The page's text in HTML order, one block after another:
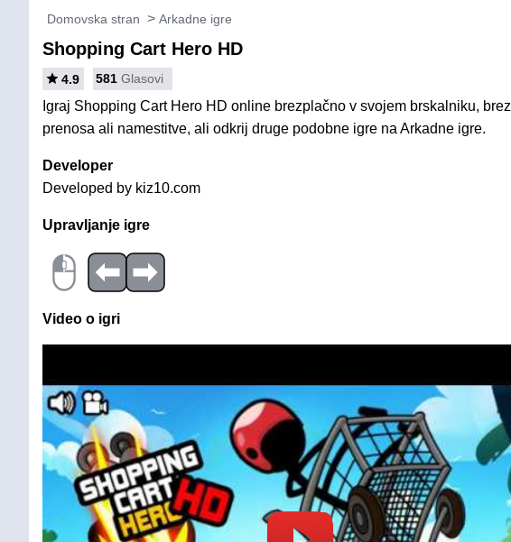
Domovska stran Arkadne igre
Shopping Cart Hero HD
4.9 581 Glasovi
Igraj Shopping Cart Hero HD online brezplačno v svojem brskalniku, brez
prenosa ali namestitve, ali odkrij druge podobne igre na Arkadne igre.
Developer
Developed by kiz10.com
Upravljanje igre
Video o igri